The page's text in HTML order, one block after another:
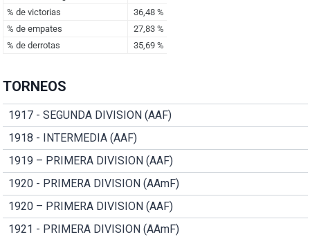
TORNEOS
1917 - SEGUNDA DIVISION (AAF)
1918 - INTERMEDIA (AAF)
1919 – PRIMERA DIVISION (AAF)
1920 - PRIMERA DIVISION (AAmF)
1920 – PRIMERA DIVISION (AAF)
1921 - PRIMERA DIVISION (AAmF)